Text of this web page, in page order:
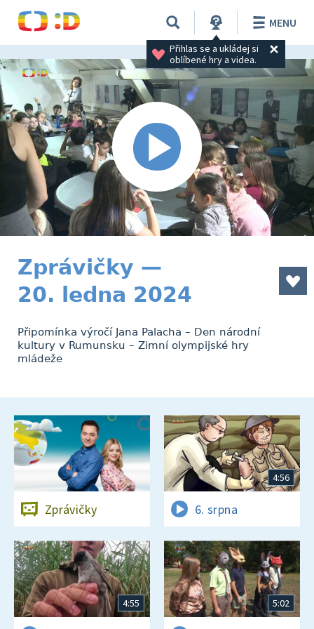
Přihlas se a ukládej si
oblíbené hry a videa.
MENU
Zprávičky —
20. ledna 2024
Připomínka výročí Jana Palacha – Den národní
kultury v Rumunsku – Zimní olympijské hry
mládeže
Zprávičky
4:56
6. srpna
4:55 5:02